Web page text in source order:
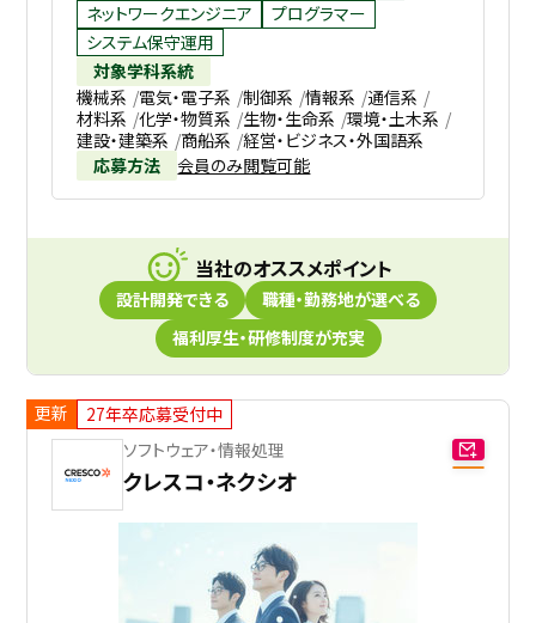
ネットワークエンジニア
プログラマー
システム保守運用
対象学科系統
機械系 電気・電子系 制御系 情報系 通信系
材料系 化学・物質系 生物・生命系 環境・土木系
建設・建築系 商船系 経営・ビジネス・外国語系
応募方法
会員のみ閲覧可能
当社のオススメポイント
設計開発できる
職種・勤務地が選べる
福利厚生・研修制度が充実
更新
27年卒応募受付中
ソフトウェア・情報処理
クレスコ・ネクシオ